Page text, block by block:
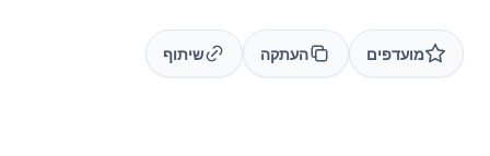
מועדפים העתקה שיתוף